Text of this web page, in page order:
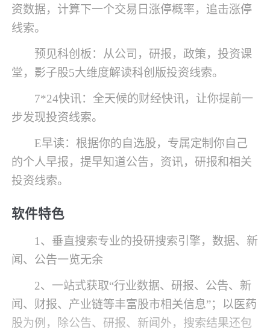
资数据，计算下一个交易日涨停概率，追击涨停
线索。
预见科创板：从公司，研报，政策，投资课
堂，影子股5大维度解读科创版投资线索。
7*24快讯：全天候的财经快讯，让你提前一
步发现投资线索。
E早读：根据你的自选股，专属定制你自己
的个人早报，提早知道公告，资讯，研报和相关
投资线索。
软件特色
1、垂直搜索专业的投研搜索引擎，数据、新
闻、公告一览无余
2、一站式获取“行业数据、研报、公告、新
闻、财报、产业链等丰富股市相关信息”；以医药
股为例，除公告、研报、新闻外，搜索结果还包